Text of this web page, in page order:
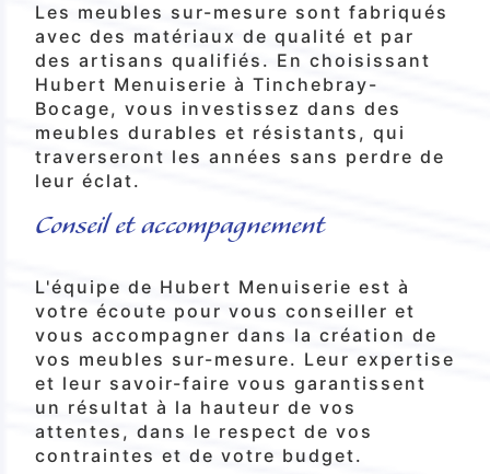
Les meubles sur-mesure sont fabriqués
avec des matériaux de qualité et par
des artisans qualifiés. En choisissant
Hubert Menuiserie à Tinchebray-
Bocage, vous investissez dans des
meubles durables et résistants, qui
traverseront les années sans perdre de
leur éclat.
Conseil et accompagnement
L'équipe de Hubert Menuiserie est à
votre écoute pour vous conseiller et
vous accompagner dans la création de
vos meubles sur-mesure. Leur expertise
et leur savoir-faire vous garantissent
un résultat à la hauteur de vos
attentes, dans le respect de vos
contraintes et de votre budget.